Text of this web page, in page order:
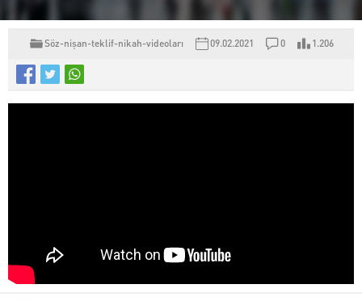
Söz-nişan-teklif-nikah-videoları 09.02.2021 0 1.206